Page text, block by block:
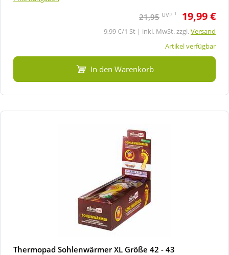
21,95 UVP 1 19,99 €
9,99 €/1 St | inkl. MwSt. zzgl.Versand
Artikel verfügbar
In den Warenkorb
Thermopad Sohlenwärmer XL Größe 42 - 43